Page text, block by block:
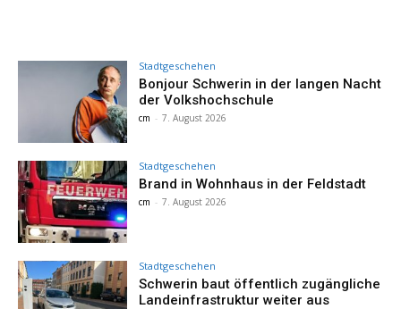
Stadtgeschehen
Bonjour Schwerin in der langen Nacht
der Volkshochschule
cm - 7. August 2026
Stadtgeschehen
Brand in Wohnhaus in der Feldstadt
cm - 7. August 2026
Stadtgeschehen
Schwerin baut öffentlich zugängliche
Landeinfrastruktur weiter aus